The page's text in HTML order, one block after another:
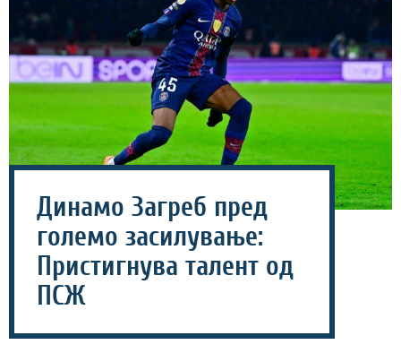
Динамо Загреб пред
големо засилување:
Пристигнува талент од
ПСЖ